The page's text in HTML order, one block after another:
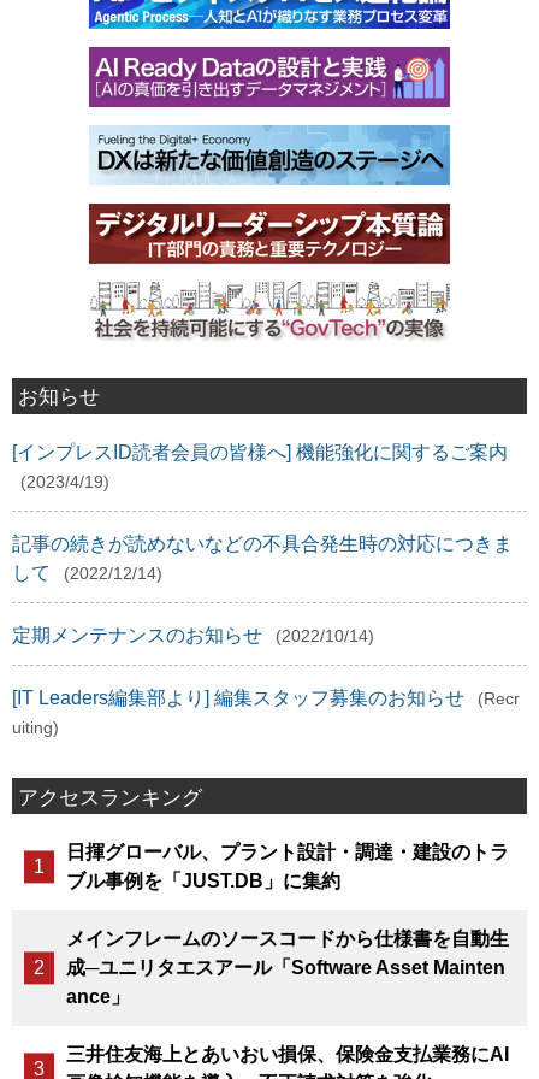
お知らせ
[インプレスID読者会員の皆様へ] 機能強化に関するご案内
(2023/4/19)
記事の続きが読めないなどの不具合発生時の対応につきま
して
(2022/12/14)
定期メンテナンスのお知らせ (2022/10/14)
[IT Leaders編集部より] 編集スタッフ募集のお知らせ
(Recr
uiting)
アクセスランキング
日揮グローバル、プラント設計・調達・建設のトラ
ブル事例を「JUST.DB」に集約
メインフレームのソースコードから仕様書を自動生
成─ユニリタエスアール「Software Asset Mainten
ance」
三井住友海上とあいおい損保、保険金支払業務にAI